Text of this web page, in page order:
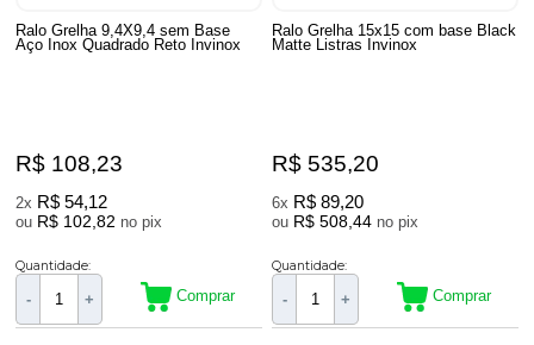
Ralo Grelha 9,4X9,4 sem Base
Aço Inox Quadrado Reto Invinox
R$ 108,23
2x R$ 54,12
ou R$ 102,82 no pix
Quantidade:
- + Comprar
Ralo Grelha 15x15 com base Black
Matte Listras Invinox
R$ 535,20
6x R$ 89,20
ou R$ 508,44 no pix
Quantidade:
- + Comprar